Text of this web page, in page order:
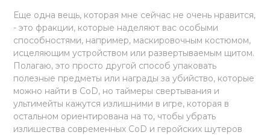
Еще одна вещь, которая мне сейчас не очень нравится,
- это фракции, которые наделяют вас особыми
способностями, например, маскировочным костюмом,
исцеляющим устройством или развертываемым щитом.
Полагаю, это просто другой способ упаковать
полезные предметы или награды за убийство, которые
можно найти в CoD, но таймеры свертывания и
ультимейты кажутся излишними в игре, которая в
остальном ориентирована на то, чтобы убрать
излишества современных CoD и геройских шутеров